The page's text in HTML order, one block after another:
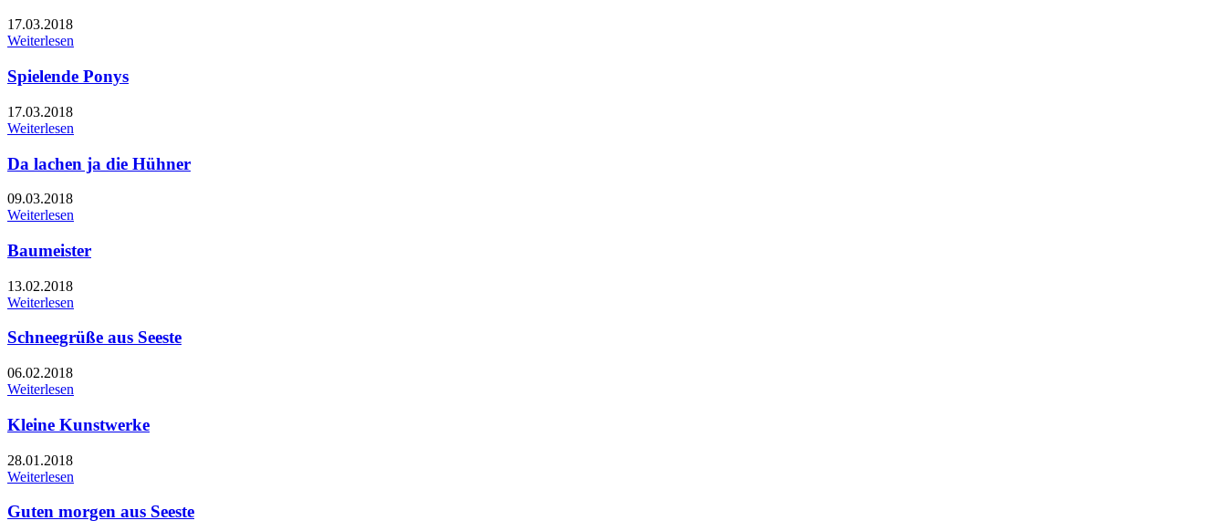
17.03.2018
Weiterlesen
Spielende Ponys
17.03.2018
Weiterlesen
Da lachen ja die Hühner
09.03.2018
Weiterlesen
Baumeister
13.02.2018
Weiterlesen
Schneegrüße aus Seeste
06.02.2018
Weiterlesen
Kleine Kunstwerke
28.01.2018
Weiterlesen
Guten morgen aus Seeste